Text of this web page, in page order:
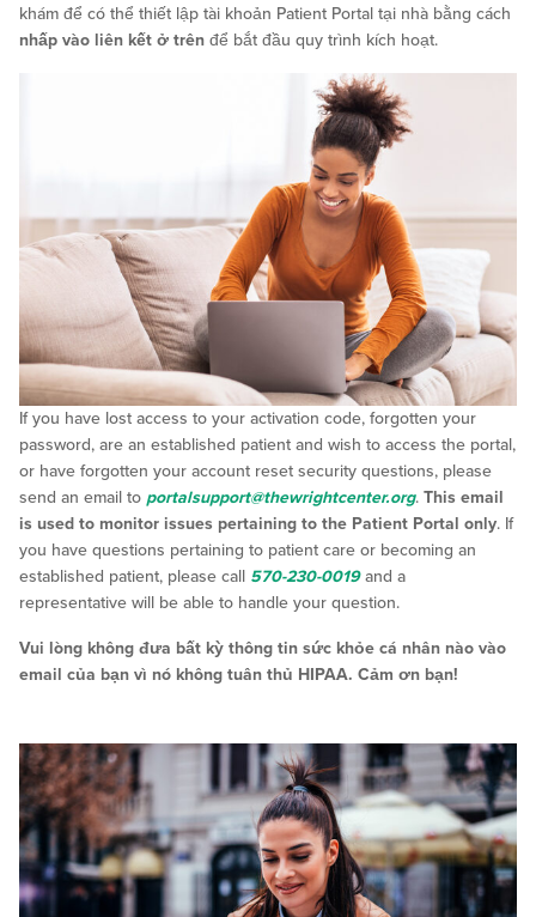
khám để có thể thiết lập tài khoản Patient Portal tại nhà bằng cách
nhấp vào liên kết ở trên để bắt đầu quy trình kích hoạt.
If you have lost access to your activation code, forgotten your
password, are an established patient and wish to access the portal,
or have forgotten your account reset security questions, please
send an email to portalsupport@thewrightcenter.org. This email
is used to monitor issues pertaining to the Patient Portal only. If
you have questions pertaining to patient care or becoming an
established patient, please call 570-230-0019and a
representative will be able to handle your question.
Vui lòng không đưa bất kỳ thông tin sức khỏe cá nhân nào vào
email của bạn vì nó không tuân thủ HIPAA. Cảm ơn bạn!